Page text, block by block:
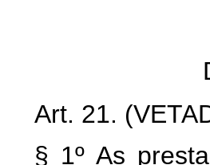
Art. 21.
§ 1º As